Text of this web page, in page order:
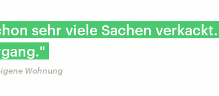
sehr viele Sachen verkackt.
Wohnung